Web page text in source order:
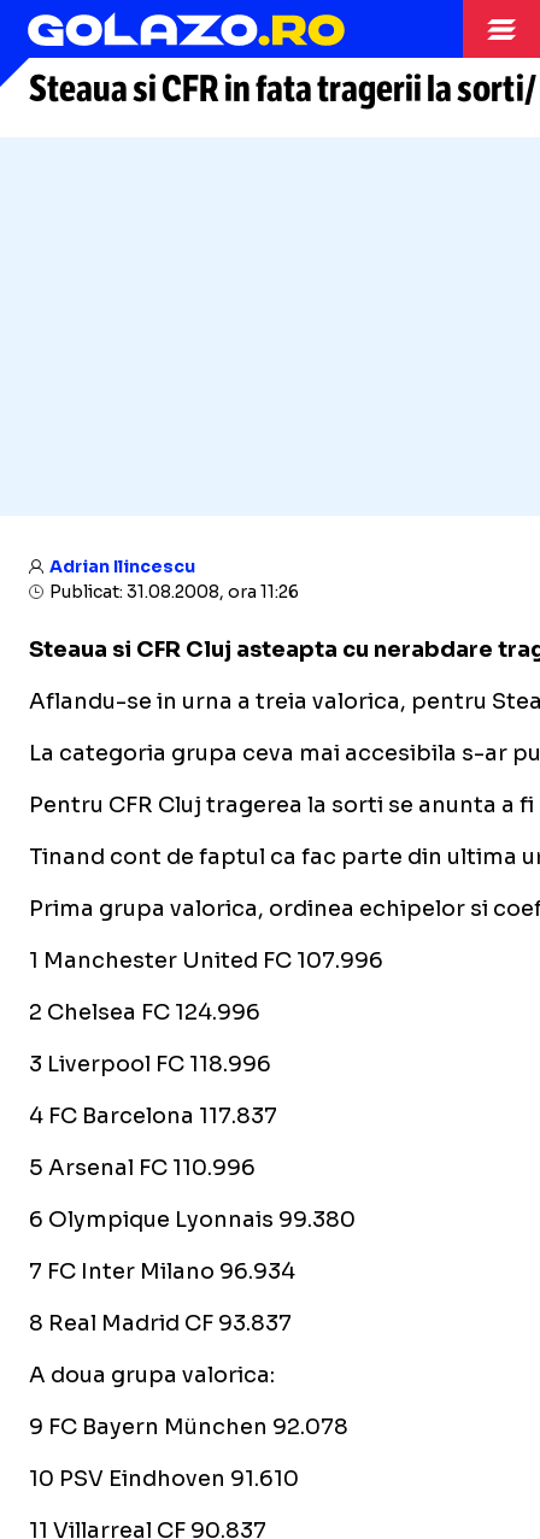
Arhiva fotbal
Steaua si CFR in fata tragerii la
Adrian Ilincescu
Publicat: 31.08.2008, ora 11:26
Steaua si CFR Cluj asteapta cu nerabdare
Aflandu-se in urna a treia valorica, pentru
La categoria grupa ceva mai accesibila s-ar
Pentru CFR Cluj tragerea la sorti se anunta
Tinand cont de faptul ca fac parte din ultima
Prima grupa valorica, ordinea echipelor si
1 Manchester United FC 107.996
2 Chelsea FC 124.996
3 Liverpool FC 118.996
4 FC Barcelona 117.837
5 Arsenal FC 110.996
6 Olympique Lyonnais 99.380
7 FC Inter Milano 96.934
8 Real Madrid CF 93.837
A doua grupa valorica:
9 FC Bayern München 92.078
10 PSV Eindhoven 91.610
11 Villarreal CF 90.837